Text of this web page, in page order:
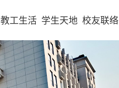
教工生活 学生天地 校友联络